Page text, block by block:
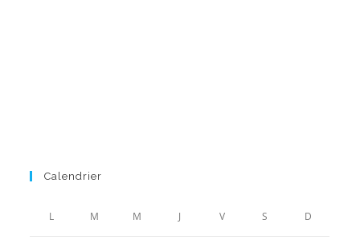
Calendrier
L M M J V S D